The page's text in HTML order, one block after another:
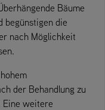
Bäume
begünstigen die
nach Möglichkeit
der Behandlung zu
Eine weitere